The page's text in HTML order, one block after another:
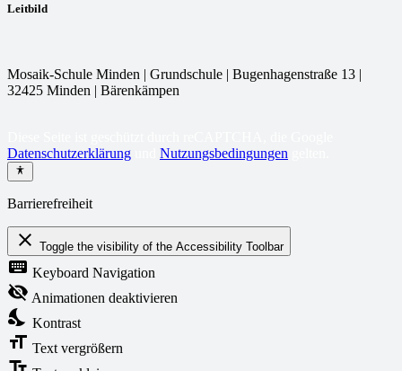
Leitbild
Mosaik-Schule Minden | Grundschule | Bugenhagenstraße 13 |
32425 Minden | Bärenkämpen
Datenschutzerklärung
Nutzungsbedingungen
Barrierefreiheit
close Toggle the visibility of the Accessibility Toolbar
keyboard Keyboard Navigation
visibility_off Animationen deaktivieren
nights_stay Kontrast
format_size Text vergrößern